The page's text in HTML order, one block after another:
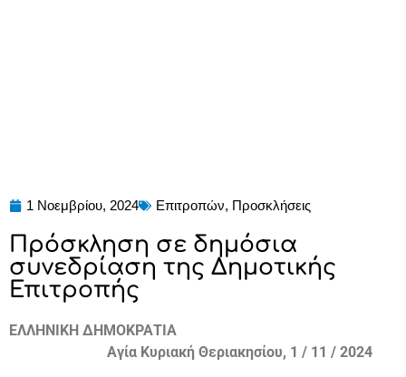
1 Νοεμβρίου, 2024 Επιτροπών, Προσκλήσεις
Πρόσκληση σε δημόσια
συνεδρίαση της Δημοτικής
Επιτροπής
ΕΛΛΗΝΙΚΗ ΔΗΜΟΚΡΑΤΙΑ
Αγία Κυριακή Θεριακησίου, 1 / 11 / 2024